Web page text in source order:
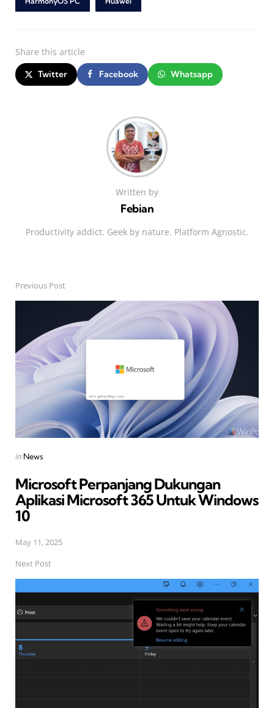
Share this article
Twitter Facebook Whatsapp
Written by
Febian
Productivity addict. Geek by nature. Platform Agnostic.
PostPrevious Post
Posted
in News
Microsoft Perpanjang Dukungan
Aplikasi Microsoft 365 Untuk Windows
10
May 11, 2025
Next Post